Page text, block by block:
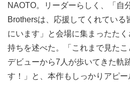
NAOTO。リーダーらしく、「自
Brothersは、応援してくれている
にいます」と会場に集まったた
持ちを述べた。「これまで見たこ
デビューから7人が歩いてきた軌
す！」と、本作もしっかりアピー